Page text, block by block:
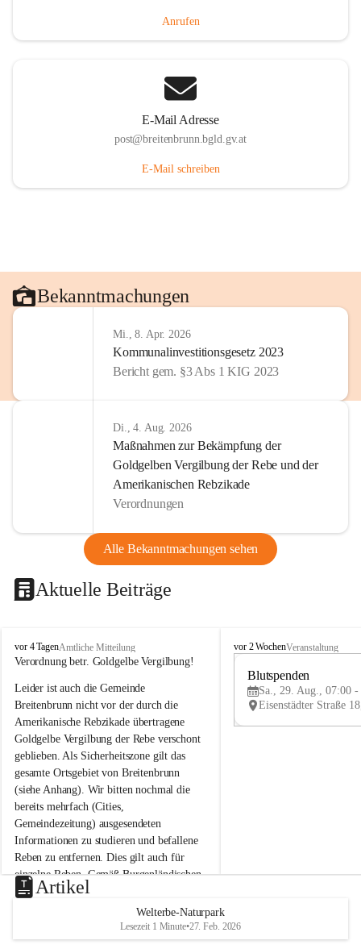
Anrufen
E-Mail Adresse
post@breitenbrunn.bgld.gv.at
E-Mail schreiben
Bekanntmachungen
Mi., 8. Apr. 2026
Kommunalinvestitionsgesetz 2023
Bericht gem. §3 Abs 1 KIG 2023
Di., 4. Aug. 2026
Maßnahmen zur Bekämpfung der
Goldgelben Vergilbung der Rebe und der
Amerikanischen Rebzikade
Verordnungen
Alle Bekanntmachungen sehen
Aktuelle Beiträge
B
r
i
t
e
n
b
r
u
n
n
a
m
N
e
u
s
d
vor 4 TagenAmtliche Mitteilung
Verordnung betr. Goldgelbe Vergilbung!
Leider ist auch die Gemeinde
Breitenbrunn nicht vor der durch die
Amerikanische Rebzikade übertragene
Goldgelbe Vergilbung der Rebe verschont
geblieben. Als Sicherheitszone gilt das
gesamte Ortsgebiet von Breitenbrunn
(siehe Anhang). Wir bitten nochmal die
bereits mehrfach (Cities,
Gemeindezeitung) ausgesendeten
Informationen zu studieren und befallene
Reben zu entfernen. Dies gilt auch für
einzelne Reben. Gemäß Burgenländischen
Weinbaugesetz sind nicht gepflegte oder
unzulässige Weingärten zu roden! Bitte
helfen wir zusammen um unsere Winzer
vor den prognostizierten Ernteausfällen
B
e
u
e
d
vor 2 WochenVeranstaltung
Blutspenden
Sa., 29. Aug., 07:00 -
Artikel
Welterbe-Naturpark
Lesezeit 1 Minute•27. Feb. 2026